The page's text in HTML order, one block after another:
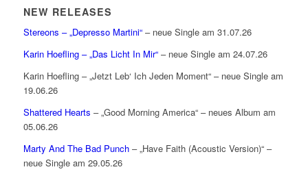
NEW RELEASES
Stereons – „Depresso Martini“– neue Single am 31.07.26
Karin Hoefling – „Das Licht In Mir“– neue Single am 24.07.26
Karin Hoefling – „Jetzt Leb‘ Ich Jeden Moment“ – neue Single am
19.06.26
Shattered Hearts – „Good Morning America“ – neues Album am
05.06.26
Marty And The Bad Punch– „Have Faith (Acoustic Version)“ –
neue Single am 29.05.26